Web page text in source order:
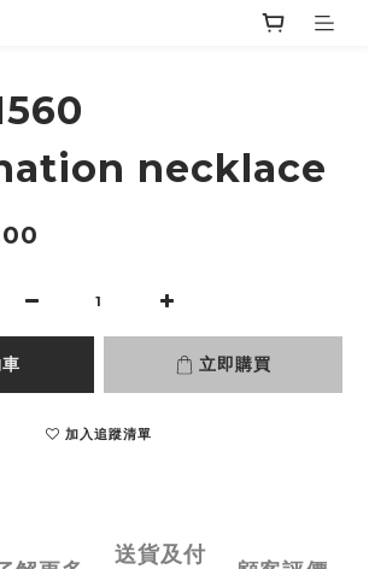
necklace
立即購買
加入追蹤清單
送貨及付